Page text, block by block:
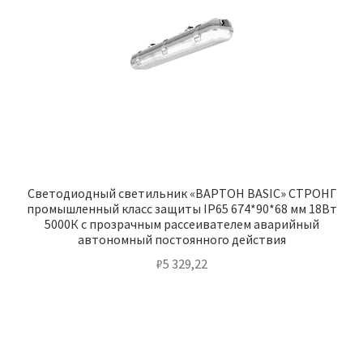
Светодиодный светильник «ВАРТОН BASIC» СТРОНГ
промышленный класс защиты IP65 674*90*68 мм 18Вт
5000К с прозрачным рассеивателем аварийный
автономный постоянного действия
₽5 329,22